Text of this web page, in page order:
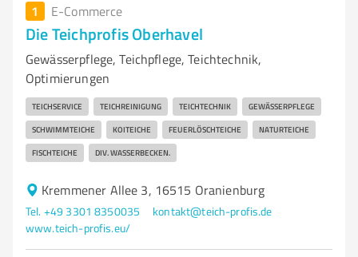
1 E-Commerce
Die Teichprofis Oberhavel
Gewässerpflege, Teichpflege, Teichtechnik,
Optimierungen
TEICHSERVICE TEICHREINIGUNG TEICHTECHNIK GEWÄSSERPFLEGE
SCHWIMMTEICHE KOITEICHE FEUERLÖSCHTEICHE NATURTEICHE
FISCHTEICHE DIV. WASSERBECKEN.
Kremmener Allee 3, 16515 Oranienburg
Tel. +49 3301 8350035
kontakt@teich-profis.de
www.teich-profis.eu/